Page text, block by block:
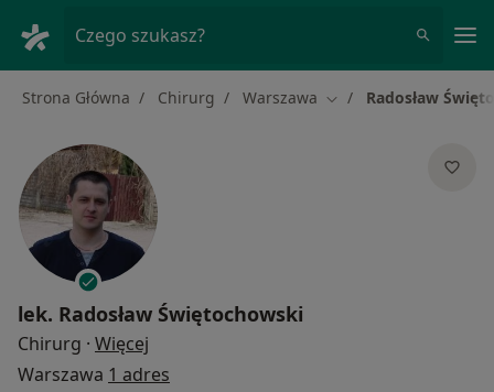
Czego szukasz?
Strona Główna Chirurg Warszawa Zmień miasto
Radosław
lek. Radosław Świętochowski
Chirurg · Więcej
Warszawa 1 adres